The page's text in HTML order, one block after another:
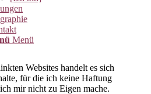
Menü
Websites handelt es sich
für die ich keine Haftung
mir nicht zu Eigen mache.